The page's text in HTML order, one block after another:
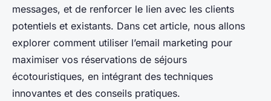
messages, et de renforcer le lien avec les clients
potentiels et existants. Dans cet article, nous allons
explorer comment utiliser l’email marketing pour
maximiser vos réservations de séjours
écotouristiques, en intégrant des techniques
innovantes et des conseils pratiques.